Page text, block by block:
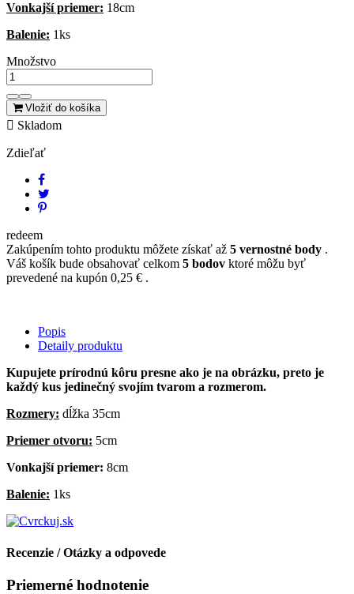
Vonkajší priemer: 18cm
Balenie: 1ks
Množstvo
Vložiť do košíka
 Skladom
Zdieľať
redeem
Zakúpením tohto produktu môžete získať až 5 vernostné body .
Váš košík bude obsahovať celkom 5 bodov ktoré môžu byť
prevedené na kupón 0,25 € .
Popis
Detaily produktu
Kupujete prírodnú kôru presne ako je na obrázku, preto je
každý kus jedinečný svojím tvarom a rozmerom.
Rozmery: dĺžka 35cm
Priemer otvoru: 5cm
Vonkajší priemer: 8cm
Balenie: 1ks
Recenzie / Otázky a odpovede
Priemerné hodnotenie